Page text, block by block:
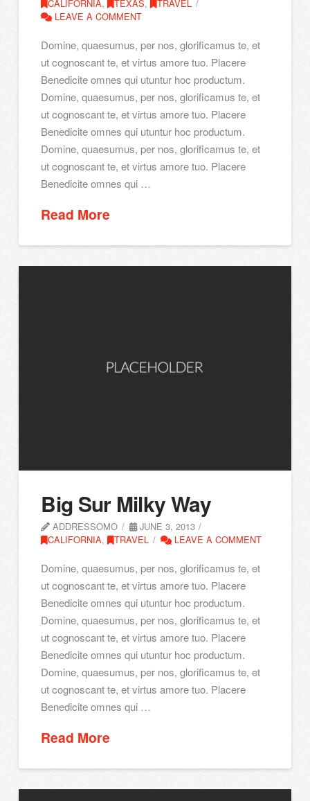
CALIFORNIA, TEXAS,
TRAVEL
LEAVE A COMMENT
Domine, quaesumus, per nos, glorificamus te, et
ut cognoscant te, et virtus amore tuo. Placere
Benedicite omnes qui utuntur hoc productum.
Domine, quaesumus, per nos, glorificamus te, et
ut cognoscant te, et virtus amore tuo. Placere
Benedicite omnes qui utuntur hoc productum.
Domine, quaesumus, per nos, glorificamus te, et
ut cognoscant te, et virtus amore tuo. Placere
Benedicite omnes qui …
Read More
Big Sur Milky Way
ADDRESSOMO
JUNE 3, 2013
CALIFORNIA, TRAVEL LEAVE A COMMENT
Domine, quaesumus, per nos, glorificamus te, et
ut cognoscant te, et virtus amore tuo. Placere
Benedicite omnes qui utuntur hoc productum.
Domine, quaesumus, per nos, glorificamus te, et
ut cognoscant te, et virtus amore tuo. Placere
Benedicite omnes qui utuntur hoc productum.
Domine, quaesumus, per nos, glorificamus te, et
ut cognoscant te, et virtus amore tuo. Placere
Benedicite omnes qui …
Read More